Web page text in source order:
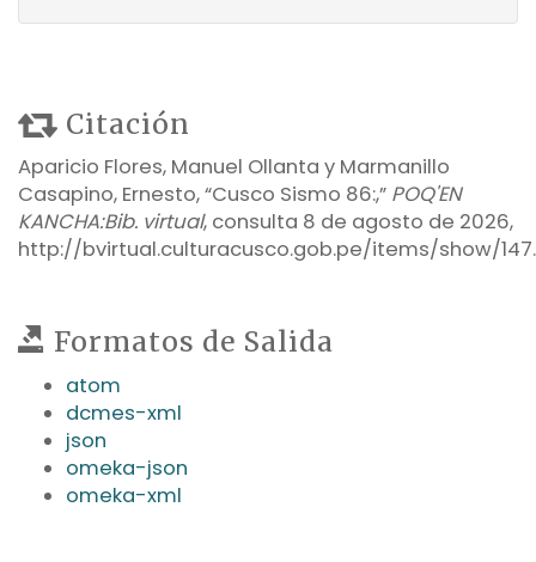
Citación
Aparicio Flores, Manuel Ollanta y Marmanillo
Casapino, Ernesto, “Cusco Sismo 86:,” POQ'EN
KANCHA:Bib. virtual, consulta 8 de agosto de 2026,
http://bvirtual.culturacusco.gob.pe/items/show/147.
Formatos de Salida
atom
dcmes-xml
json
omeka-json
omeka-xml